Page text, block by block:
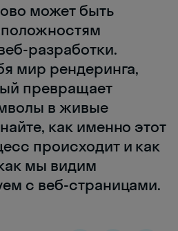
может быть
разработки.
мир рендеринга,
превращает
в живые
как именно этот
происходит и как
мы видим
с веб-страницами.